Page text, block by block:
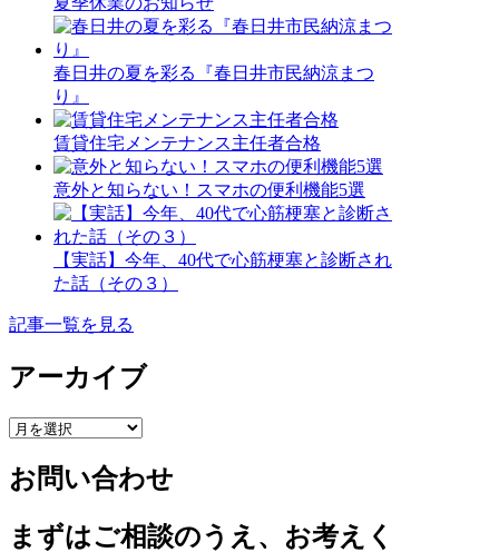
春日井の夏を彩る『春日井市民納涼まつ
り』
賃貸住宅メンテナンス主任者合格
意外と知らない！スマホの便利機能5選
【実話】今年、40代で心筋梗塞と診断され
た話（その３）
記事一覧を見る
アーカイブ
ア
カ
イ
ブ
お問い合わせ
まずはご相談のうえ、お考えく